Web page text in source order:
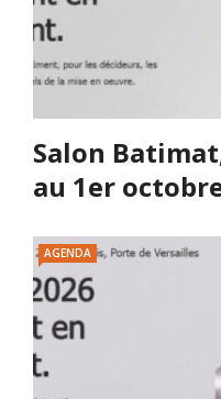
Salon
au 1er
AGENDA